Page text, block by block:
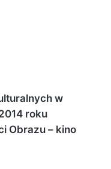
w
roku
Obrazu – kino